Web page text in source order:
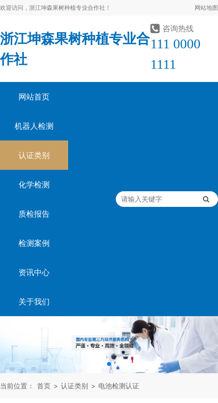
欢迎访问，浙江坤森果树种植专业合作社！ 网站地图
浙江坤森果树种植专业合
作社
咨询热线
111 0000
1111
网站首页
机器人检测
认证类别
化学检测
质检报告
检测案例
资讯中心
关于我们
当前位置： 首页 > 认证类别 > 电池检测认证